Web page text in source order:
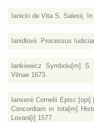
Ianicki de Vita S. Salesij.
Ianidlovii. Processus
Iankiewicz Symbolu[m]
Vilnae 1673.
Iansenii Cornelii
Concordiam in tota[m]
Lovani[i] 1577.